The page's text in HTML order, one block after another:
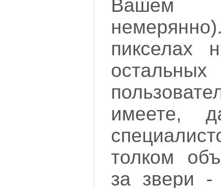
Вашем
имеете,
толком
за звери